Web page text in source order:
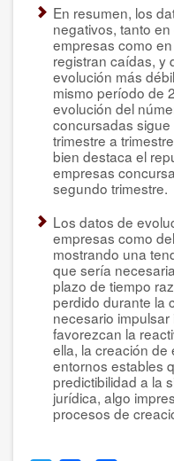
En resumen, los
negativos, tanto
empresas como
registran caídas, y
evolución más
mismo período de
evolución del
concursadas
trimestre a
bien destaca el
empresas
segundo trimestre.
Los datos de
empresas como
mostrando una
que sería
plazo de tiempo
perdido durante la
necesario
favorezcan la
ella, la creación
entornos estables
predictibilidad a la
jurídica, algo
procesos de